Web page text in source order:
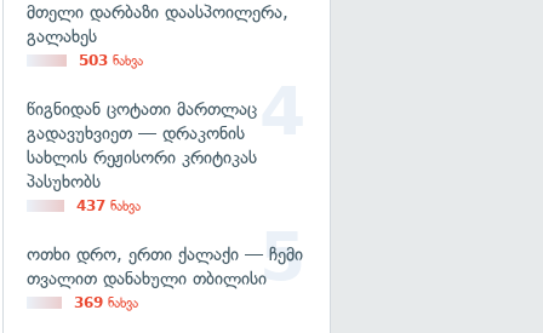
მთელი დარბაზი დაასპოილერა,
გალახეს
503 ნახვა
წიგნიდან ცოტათი მართლაც
გადავუხვიეთ — დრაკონის
სახლის რეჟისორი კრიტიკას
პასუხობს
437 ნახვა
ოთხი დრო, ერთი ქალაქი — ჩემი
თვალით დანახული თბილისი
369 ნახვა